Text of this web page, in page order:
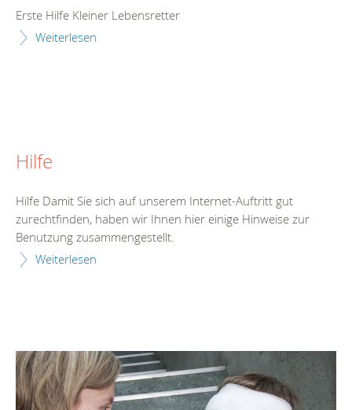
Erste Hilfe Kleiner Lebensretter
Weiterlesen
Hilfe
Hilfe Damit Sie sich auf unserem Internet-Auftritt gut
zurechtfinden, haben wir Ihnen hier einige Hinweise zur
Benutzung zusammengestellt.
Weiterlesen